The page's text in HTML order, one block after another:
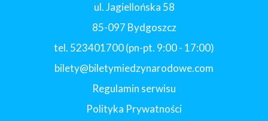
ul. Jagiellońska 58
85-097 Bydgoszcz
tel. 523401700 (pn-pt. 9:00 - 17:00)
bilety@biletymiedzynarodowe.com
Regulamin serwisu
Polityka Prywatności